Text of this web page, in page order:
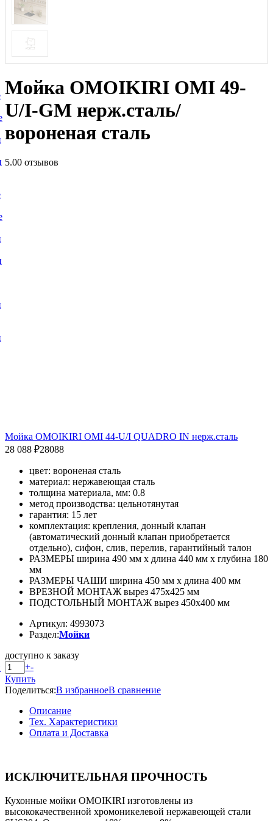
Мойка OMOIKIRI OMI 49-
U/I-GM нерж.сталь/
вороненая сталь
5.00 отзывов
Мойка OMOIKIRI OMI 44-U/I QUADRO IN нерж.сталь
28 088 ₽28088
цвет: вороненая сталь
материал: нержавеющая сталь
толщина материала, мм: 0.8
метод производства: цельнотянутая
гарантия: 15 лет
комплектация: крепления, донный клапан
(автоматический донный клапан приобретается
отдельно), сифон, слив, перелив, гарантийный талон
РАЗМЕРЫ ширина 490 мм x длина 440 мм x глубина 180
мм
РАЗМЕРЫ ЧАШИ ширина 450 мм x длина 400 мм
ВРЕЗНОЙ МОНТАЖ вырез 475x425 мм
ПОДСТОЛЬНЫЙ МОНТАЖ вырез 450x400 мм
Артикул: 4993073
Раздел:Мойки
доступно к заказу
+-
Купить
Поделиться:В избранноеВ сравнение
Описание
Тех. Характеристики
Оплата и Доставка
ИСКЛЮЧИТЕЛЬНАЯ ПРОЧНОСТЬ
Кухонные мойки OMOIKIRI изготовлены из
высококачественной хромоникелевой нержавеющей стали